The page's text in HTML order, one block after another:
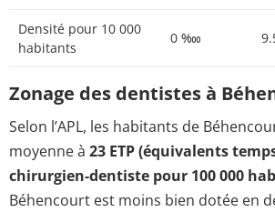
Densité pour 10 000
habitants
0 ‱
Zonage des dentistes à
Selon l’APL, les habitants de
moyenne à 23 ETP (équivalents
chirurgien-dentiste pour 100 000
Béhencourt est moins bien dotée en